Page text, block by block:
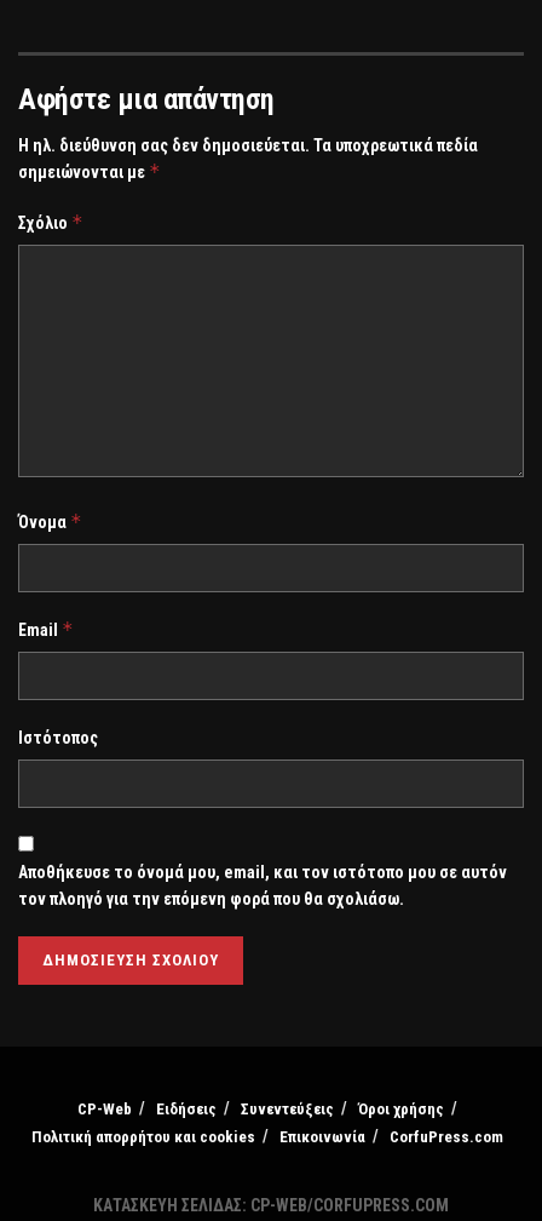
Αφήστε μια απάντηση
Η ηλ. διεύθυνση σας δεν δημοσιεύεται. Τα υποχρεωτικά πεδία
σημειώνονται με *
Σχόλιο *
Όνομα *
Email *
Ιστότοπος
Αποθήκευσε το όνομά μου, email, και τον ιστότοπο μου σε αυτόν
τον πλοηγό για την επόμενη φορά που θα σχολιάσω.
CP-Web Ειδήσεις Συνεντεύξεις
Όροι χρήσης
Πολιτική απορρήτου και cookies
Επικοινωνία CorfuPress.com
ΚΑΤΑΣΚΕΥΗ ΣΕΛΙΔΑΣ: CP-WEB/CORFUPRESS.COM